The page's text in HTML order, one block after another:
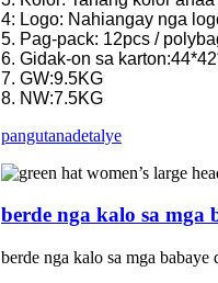
4: Logo: Nahiangay nga
5. Pag-pack: 12pcs /
6. Gidak-on sa
7. GW:9.5KG
8. NW:7.5KG
pangutanadetalye
berde nga kalo sa mga
berde nga kalo sa mga